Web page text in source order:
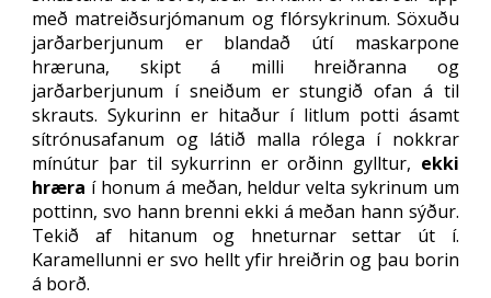
með matreiðsurjómanum og flórsykrinum. Söxuðu
jarðarberjunum er blandað útí maskarpone
hræruna, skipt á milli hreiðranna og
jarðarberjunum í sneiðum er stungið ofan á til
skrauts. Sykurinn er hitaður í litlum potti ásamt
sítrónusafanum og látið malla rólega í nokkrar
mínútur þar til sykurrinn er orðinn gylltur, ekki
hræra í honum á meðan, heldur velta sykrinum um
pottinn, svo hann brenni ekki á meðan hann sýður.
Tekið af hitanum og hneturnar settar út í.
Karamellunni er svo hellt yfir hreiðrin og þau borin
á borð.